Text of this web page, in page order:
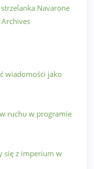
Navarone
wiadomości jako
ruchu w programie
się z imperium w